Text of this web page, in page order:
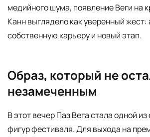
медийного шума, появление Веги на
Канн выглядело как уверенный жест:
собственную карьеру и новый этап.
Образ, который не
незамеченным
В этот вечер Паз Вега стала одной
фигур фестиваля. Для выхода на